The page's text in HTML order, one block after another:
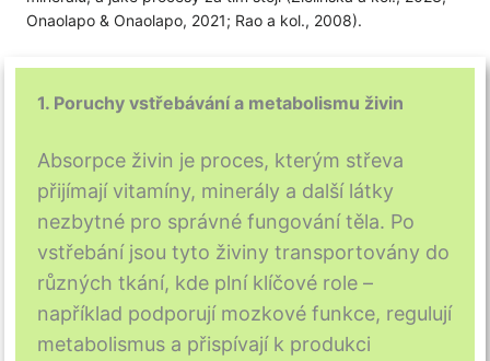
Onaolapo & Onaolapo, 2021; Rao a kol., 2008).
1. Poruchy vstřebávání a metabolismu živin
Absorpce živin je proces, kterým střeva
přijímají vitamíny, minerály a další látky
nezbytné pro správné fungování těla. Po
vstřebání jsou tyto živiny transportovány do
různých tkání, kde plní klíčové role –
například podporují mozkové funkce, regulují
metabolismus a přispívají k produkci